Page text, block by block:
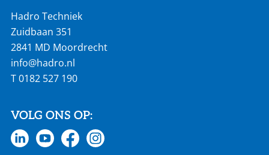
Hadro Techniek
Zuidbaan 351
2841 MD Moordrecht
info@hadro.nl
T0182 527 190
VOLG ONS OP: